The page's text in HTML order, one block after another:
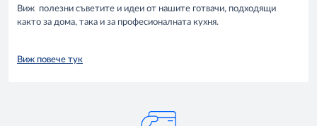
Виж полезни съветите и идеи от нашите готвачи, подходящи
както за дома, така и за професионалната кухня.
Виж повече тук